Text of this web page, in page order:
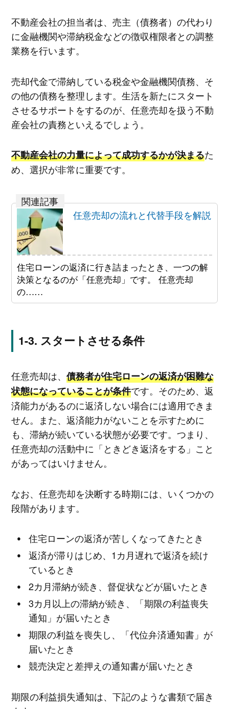
不動産会社の担当者は、売主（債務者）の代わり
に金融機関や滞納税金などの徴収権限者との調整
業務を行います。
売却代金で滞納している税金や金融機関債務、そ
の他の債務を整理します。生活を新たにスタート
させるサポートをするのが、任意売却を扱う不動
産会社の責務といえるでしょう。
不動産会社の力量によって成功するかが決まるた
め、選択が非常に重要です。
任意売却の流れと代替手段を解説
住宅ローンの返済に行き詰まったとき、一つの解
決策となるのが「任意売却」です。 任意売却
の……
スタートさせる条件
任意売却は、 債務者が住宅ローンの返済が困難な
状態になっていることが条件です。そのため、返
済能力があるのに返済しない場合には適用できま
せん。また、返済能力がないことを示すために
も、滞納が続いている状態が必要です。つまり、
任意売却の活動中に「ときどき返済をする」こと
があってはいけません。
なお、任意売却を決断する時期には、いくつかの
段階があります。
住宅ローンの返済が苦しくなってきたとき
返済が滞りはじめ、1カ月遅れで返済を続け
ているとき
2カ月滞納が続き、督促状などが届いたとき
3カ月以上の滞納が続き、「期限の利益喪失
通知」が届いたとき
期限の利益を喪失し、「代位弁済通知書」が
届いたとき
競売決定と差押えの通知書が届いたとき
期限の利益損失通知は、下記のような書類で届き